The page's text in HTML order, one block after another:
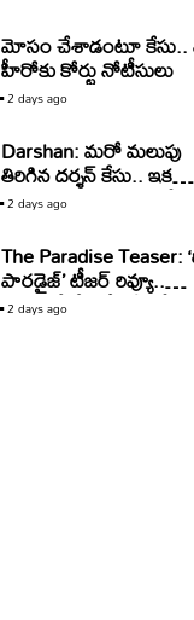
మోసం చేశాడంటూ కేసు..
హీరోకు కోర్టు నోటీసులు
2 days ago
Darshan: మరో మలుపు
తిరిగిన దర్శన్‌ కేసు.. ఇక
బయటకు రావడం కష్టమేనా?
2 days ago
The Paradise Teaser:
పారడైజ్’ టీజర్ రివ్యూ..
తగలబడే రేంజ్లో ఏమీ లేదు!
2 days ago